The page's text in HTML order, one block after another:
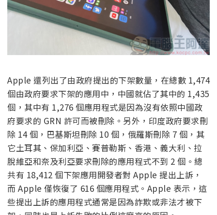
Apple 還列出了由政府提出的下架數量，在總數 1,474
個由政府要求下架的應用中，中國就佔了其中的 1,435
個，其中有 1,276 個應用程式是因為沒有依照中國政
府要求的 GRN 許可而被刪除。另外，印度政府要求刪
除 14 個，巴基斯坦刪除 10 個，俄羅斯刪除 7 個，其
它土耳其、保加利亞、賽普勒斯、香港、義大利、拉
脫維亞和奈及利亞要求刪除的應用程式不到 2 個。總
共有 18,412 個下架應用開發者對 Apple 提出上訴，
而 Apple 僅恢復了 616 個應用程式。Apple 表示，這
些提出上訴的應用程式通常是因為詐欺或非法才被下